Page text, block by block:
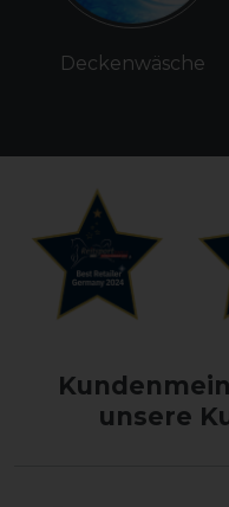
Deckenwäsche
unsere